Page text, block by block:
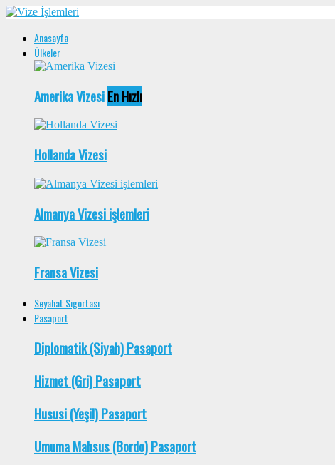
Anasayfa
Ülkeler
Amerika VizesiEn Hızlı
Hollanda Vizesi
Almanya Vizesi işlemleri
Fransa Vizesi
Seyahat Sigortası
Pasaport
Diplomatik (Siyah) Pasaport
Hizmet (Gri) Pasaport
Hususi (Yeşil) Pasaport
Umuma Mahsus (Bordo) Pasaport